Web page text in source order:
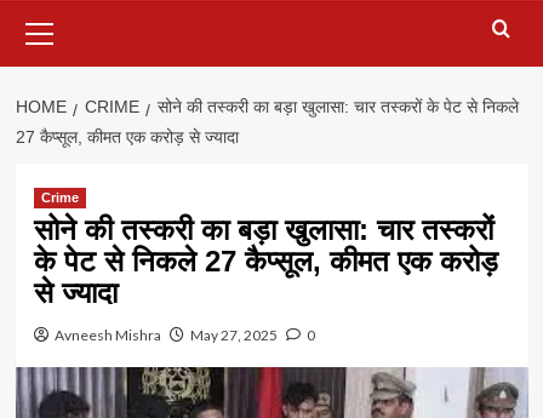
Menu
HOME CRIME
सोने की तस्करी का बड़ा खुलासा: चार तस्करों के पेट से निकले
27 कैप्सूल, कीमत एक करोड़ से ज्यादा
Crime
सोने की तस्करी का बड़ा खुलासा: चार तस्करों
के पेट से निकले 27 कैप्सूल, कीमत एक करोड़
से ज्यादा
Avneesh Mishra May 27, 2025 0